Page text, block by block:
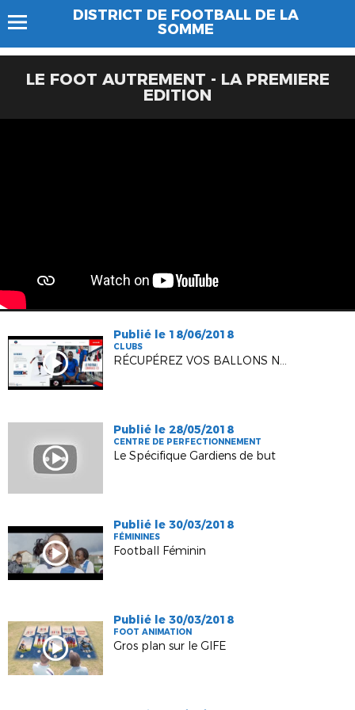
DISTRICT DE FOOTBALL DE LA
SOMME
LE FOOT AUTREMENT - LA PREMIERE
EDITION
Publié le 18/06/2018
CLUBS
RÉCUPÉREZ VOS BALLONS NIKE OFFERTS !
Publié le 28/05/2018
CENTRE DE PERFECTIONNEMENT
Le Spécifique Gardiens de but
Publié le 30/03/2018
FÉMININES
Football Féminin
Publié le 30/03/2018
FOOT ANIMATION
Gros plan sur le GIFE